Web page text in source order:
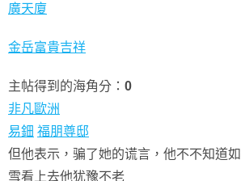
廣天廈
金岳富貴吉祥
主帖得到的海角分： 0
非凡歐洲
易鈿 福朋尊邸
但他表示，骗了她的谎言，他不不知道
雪看上去他犹豫不老